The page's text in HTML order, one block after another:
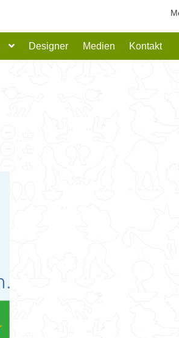
Designer Medien Kontakt